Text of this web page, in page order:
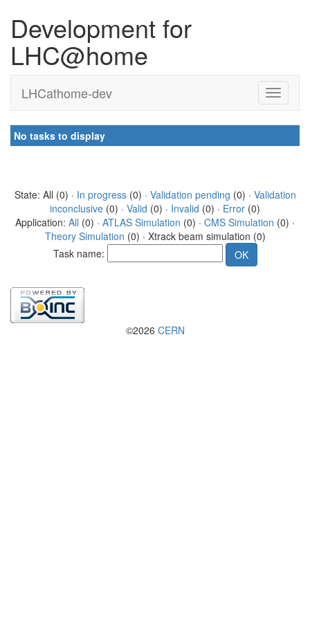
Development for
LHC@home
LHCathome-dev
No tasks to display
State: All (0) · In progress(0) · Validation pending (0) · Validation
inconclusive (0) · Valid (0) · Invalid (0) · Error (0)
Application: All (0) · ATLAS Simulation (0) · CMS Simulation (0) ·
Theory Simulation (0) · Xtrack beam simulation (0)
Task name:
©2026 CERN